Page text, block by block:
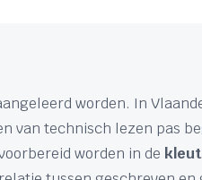
worden. In
van technisch lezen pas
worden in de